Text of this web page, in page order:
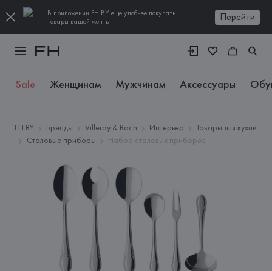
В приложении FH.BY еще удобнее покупать
товары вашей мечты
Перейти
Sale Женщинам Мужчинам Аксессуары
FH.BY Бренды Villeroy & Boch Интерьер
Товары для кухни
Столовые приборы
Набор столовых приборов